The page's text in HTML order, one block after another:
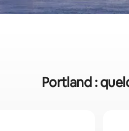
Portland :